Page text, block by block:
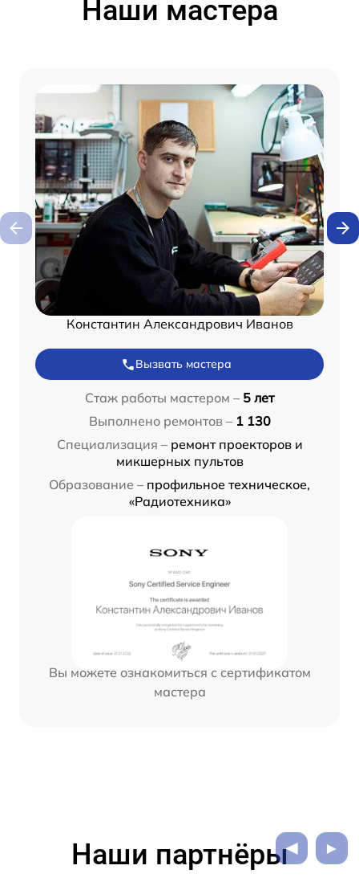
Наши мастера
Константин Александрович Иванов
Вызвать мастера
Стаж работы мастером – 5 лет
Выполнено ремонтов – 1 130
Специализация – ремонт проекторов и
микшерных пультов
Образование – профильное техническое,
«Радиотехника»
Вы можете ознакомиться с сертификатом
мастера
Наши партнёры